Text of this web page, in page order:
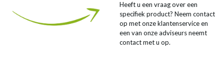
Heeft u een vraag over een
specifiek product? Neem contact
op met onze klantenservice en
een van onze adviseurs neemt
contact met u op.